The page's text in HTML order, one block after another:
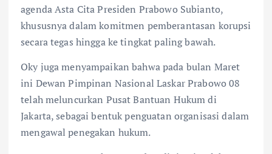
agenda Asta Cita Presiden Prabowo Subianto,
khususnya dalam komitmen pemberantasan korupsi
secara tegas hingga ke tingkat paling bawah.
Oky juga menyampaikan bahwa pada bulan Maret
ini Dewan Pimpinan Nasional Laskar Prabowo 08
telah meluncurkan Pusat Bantuan Hukum di
Jakarta, sebagai bentuk penguatan organisasi dalam
mengawal penegakan hukum.